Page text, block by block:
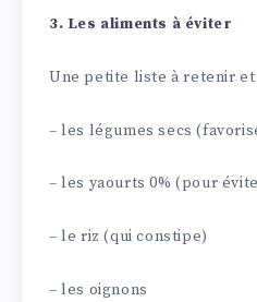
3. Les aliments à éviter
Une petite liste à retenir
– les légumes secs
– les yaourts 0% (pour
– le riz (qui constipe)
– les oignons